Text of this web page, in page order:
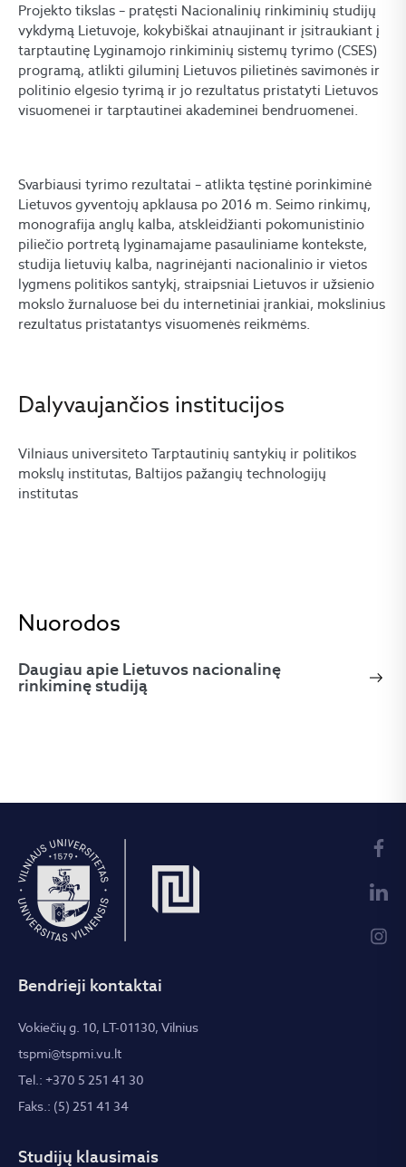
Projekto tikslas – pratęsti Nacionalinių rinkiminių studijų
vykdymą Lietuvoje, kokybiškai atnaujinant ir įsitraukiant į
tarptautinę Lyginamojo rinkiminių sistemų tyrimo (CSES)
programą, atlikti giluminį Lietuvos pilietinės savimonės ir
politinio elgesio tyrimą ir jo rezultatus pristatyti Lietuvos
visuomenei ir tarptautinei akademinei bendruomenei.
Svarbiausi tyrimo rezultatai – atlikta tęstinė porinkiminė
Lietuvos gyventojų apklausa po 2016 m. Seimo rinkimų,
monografija anglų kalba, atskleidžianti pokomunistinio
piliečio portretą lyginamajame pasauliniame kontekste,
studija lietuvių kalba, nagrinėjanti nacionalinio ir vietos
lygmens politikos santykį, straipsniai Lietuvos ir užsienio
mokslo žurnaluose bei du internetiniai įrankiai, mokslinius
rezultatus pristatantys visuomenės reikmėms.
Dalyvaujančios institucijos
Vilniaus universiteto Tarptautinių santykių ir politikos
mokslų institutas, Baltijos pažangių technologijų
institutas
Nuorodos
Daugiau apie Lietuvos nacionalinę
rinkiminę studiją
Bendrieji kontaktai
Vokiečių g. 10, LT-01130, Vilnius
tspmi@tspmi.vu.lt
Tel.: +370 5 251 41 30
Faks.: (5) 251 41 34
Studijų klausimais